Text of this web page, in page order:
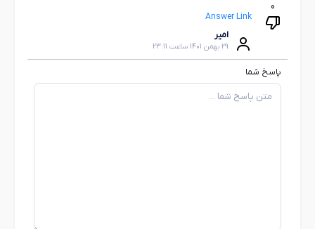
0
Answer Link
امیر
29 بهمن 1401 ساعت 23:11
پاسخ شما